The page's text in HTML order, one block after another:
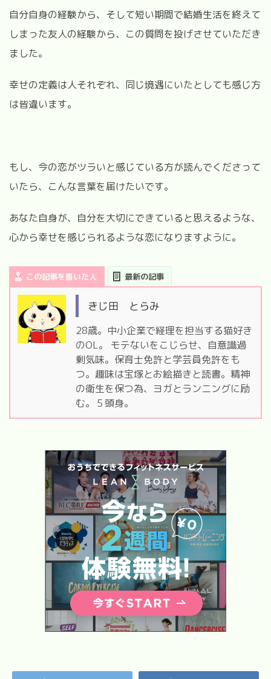
自分自身の経験から、そして短い期間で結婚生活を終えて
しまった友人の経験から、この質問を投げさせていただき
ました。
幸せの定義は人それぞれ、同じ境遇にいたとしても感じ方
は皆違います。
もし、今の恋がツラいと感じている方が読んでくださって
いたら、こんな言葉を届けたいです。
あなた自身が、自分を大切にできていると思えるような、
心から幸せを感じられるような恋になりますように。
この記事を書いた人 最新の記事
きじ田 とらみ
28歳。中小企業で経理を担当する猫好き
のOL。 モテないをこじらせ、自意識過
剰気味。保育士免許と学芸員免許をも
つ。趣味は宝塚とお絵描きと読書。精神
の衛生を保つ為、ヨガとランニングに励
む。５頭身。